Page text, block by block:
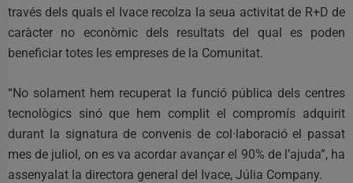
través dels quals el Ivace recolza la seua activitat de R+D de
caràcter no econòmic dels resultats del qual es poden
beneficiar totes les empreses de la Comunitat.
“No solament hem recuperat la funció pública dels centres
tecnològics sinó que hem complit el compromís adquirit
durant la signatura de convenis de col·laboració el passat
mes de juliol, on es va acordar avançar el 90% de l’ajuda”, ha
assenyalat la directora general del Ivace, Júlia Company.